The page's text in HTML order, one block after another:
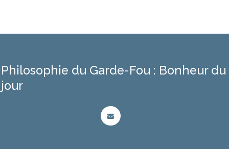
Philosophie du Garde-Fou : Bonheur du
jour